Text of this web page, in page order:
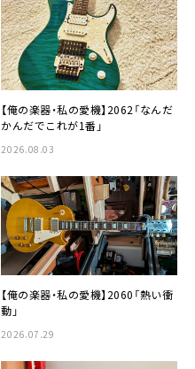
【俺の楽器・私の愛機】2062「なんだ
かんだでこれが1番」
2026.08.03
【俺の楽器・私の愛機】2060「熱い衝
動」
2026.07.29